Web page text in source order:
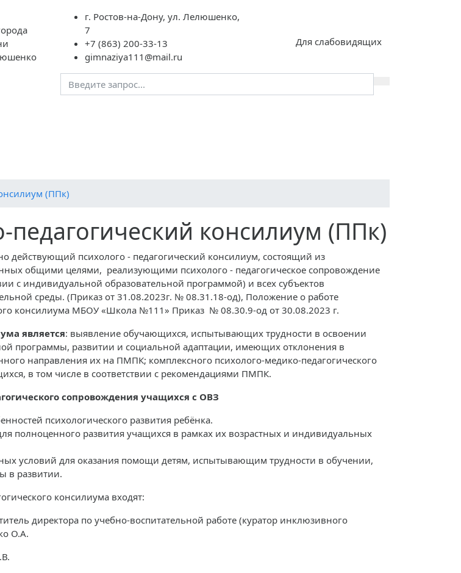
г. Ростов-на-Дону, ул. Лелюшенко,
7
+7 (863) 200-33-13
gimnaziya111@mail.ru
Для слабовидящих
(ППк)
педагогический консилиум (ППк)
действующий психолого - педагогический консилиум, состоящий из
общими целями, реализующими психолого - педагогическое сопровождение
с индивидуальной образовательной программой) и всех субъектов
среды. (Приказ от 31.08.2023г. № 08.31.18-од), Положение о работе
консилиума МБОУ «Школа №111» Приказ № 08.30.9-од от 30.08.2023 г.
является: выявление обучающихся, испытывающих трудности в освоении
программы, развитии и социальной адаптации, имеющих отклонения в
направления их на ПМПК; комплексного психолого-медико-педагогического
в том числе в соответствии с рекомендациями ПМПК.
сопровождения учащихся с ОВЗ
психологического развития ребёнка.
полноценного развития учащихся в рамках их возрастных и индивидуальных
условий для оказания помощи детям, испытывающим трудности в обучении,
в развитии.
консилиума входят:
директора по учебно-воспитательной работе (куратор инклюзивного
О.А.